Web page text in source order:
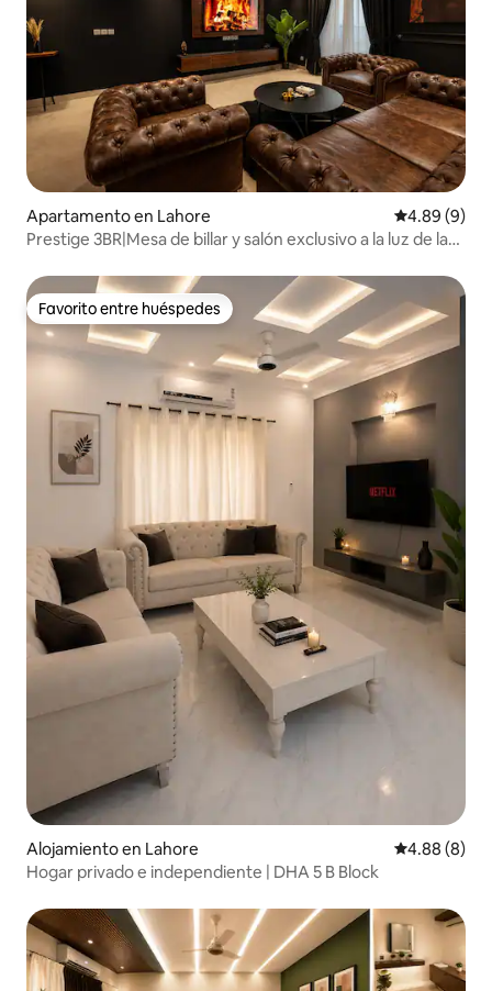
Apartamento en Lahore Calificación
4.89 (9)
Prestige 3BR|Mesa de billar y salón exclusivo a la luz de las
Favorito entre huéspedes
Favorito entre huéspedes
Alojamiento en Lahore Calificación
4.88 (8)
Hogar privado e independiente | DHA 5 B Block